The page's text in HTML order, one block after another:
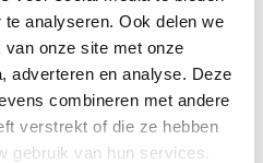
analyseren. Ook delen we
onze site met onze
adverteren en analyse. Deze
combineren met andere
verstrekt of die ze hebben
gebruik van hun services.
contact
ons op